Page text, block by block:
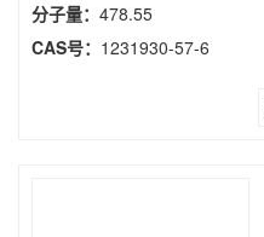
分子量： 478.55
CAS号： 1231930-57-6